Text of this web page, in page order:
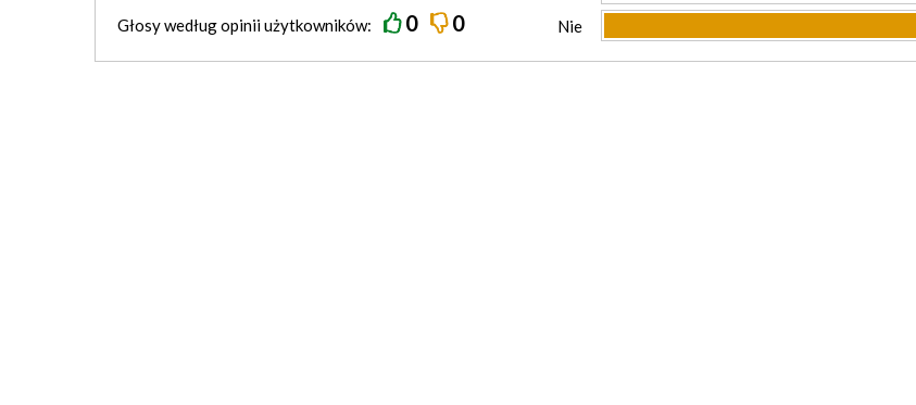
Głosy wedługopiniiużytkowników: 0 0 Nie